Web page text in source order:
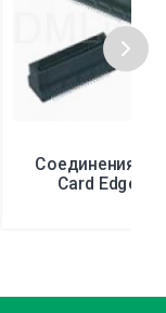
Соединения
Card Edge